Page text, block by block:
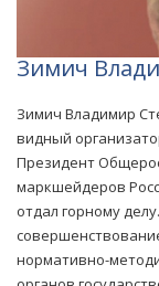
Зимич
Зимич Владимир
видный
Президент
маркшейдеров
отдал горному
нормативно-